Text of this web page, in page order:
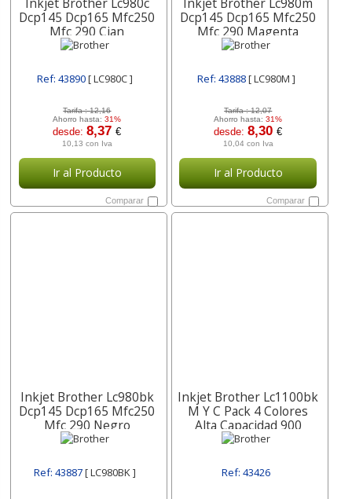
Dcp145 Dcp165 Mfc250
Mfc 290 Cian
Ref: 43890[ LC980C ]
Tarifa :12,16
Ahorro hasta:31%
desde:8,37€
10,13 con Iva
Ir al Producto
Comparar
Dcp145 Dcp165 Mfc250
Mfc 290 Magenta
Ref: 43888[ LC980M ]
Tarifa :12,07
Ahorro hasta:31%
desde:8,30€
10,04 con Iva
Ir al Producto
Comparar
Inkjet Brother Lc980bk
Dcp145 Dcp165 Mfc250
Mfc 290 Negro
Ref: 43887[ LC980BK ]
Inkjet Brother Lc1100bk
M Y C Pack 4 Colores
Alta Capacidad 900
Lc1100hyvalbp
Ref: 43426